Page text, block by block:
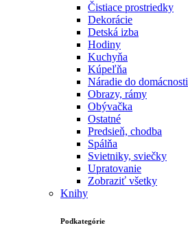
Čistiace prostriedky
Dekorácie
Detská izba
Hodiny
Kuchyňa
Kúpeľňa
Náradie do domácnosti
Obrazy, rámy
Obývačka
Ostatné
Predsieň, chodba
Spálňa
Svietniky, sviečky
Upratovanie
Zobraziť všetky
Knihy
Podkategórie